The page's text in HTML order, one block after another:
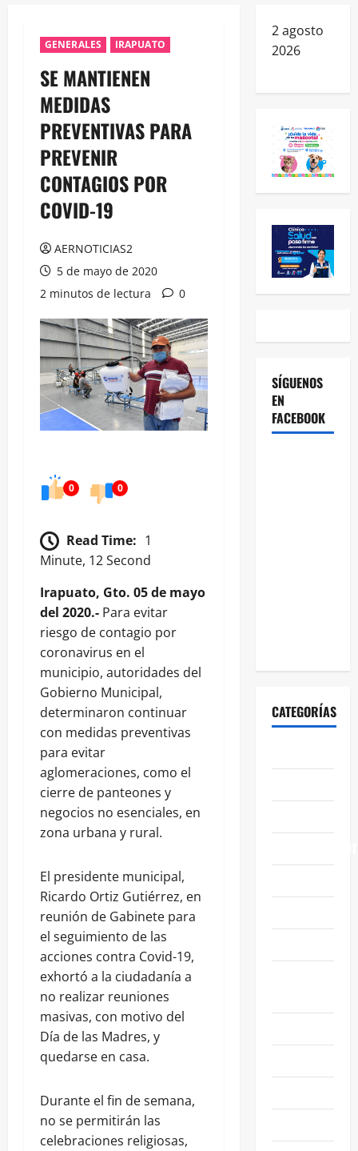
GENERALES IRAPUATO
SE MANTIENEN
MEDIDAS
PREVENTIVAS PARA
PREVENIR
CONTAGIOS POR
COVID-19
AERNOTICIAS2
5 de mayo de 2020
2 minutos de lectura
0
0 0
Read Time: 1
Minute, 12 Second
Irapuato, Gto. 05 de mayo
del 2020.- Para evitar
riesgo de contagio por
coronavirus en el
municipio, autoridades del
Gobierno Municipal,
determinaron continuar
con medidas preventivas
para evitar
aglomeraciones, como el
cierre de panteones y
negocios no esenciales, en
zona urbana y rural.
El presidente municipal,
Ricardo Ortiz Gutiérrez, en
reunión de Gabinete para
el seguimiento de las
acciones contra Covid-19,
exhortó a la ciudadanía a
no realizar reuniones
masivas, con motivo del
Día de las Madres, y
quedarse en casa.
Durante el fin de semana,
no se permitirán las
celebraciones religiosas,
2 agosto
2026
SÍGUENOS
EN
FACEBOOK
CATEGORÍAS